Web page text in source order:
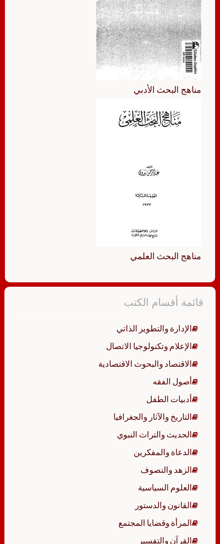
مناهج البحث الأدبي
مناهج البحث العلمي
قائمة أقسام الكتب
الإدارة والتطوير الذاتي
الإعلام وتكنولوجيا الاتصال
الاقتصاد والبحوث الاقتصادية
أصول الفقه
أدبيات الطفل
التاريخ والآثار والجغرافيا
الحديث والتراث النبوي
الدعاة والمفكرين
الزهد والتصوف
العلوم السياسية
القانون والدستور
المرأة وقضايا المجتمع
القرآن والتفسير